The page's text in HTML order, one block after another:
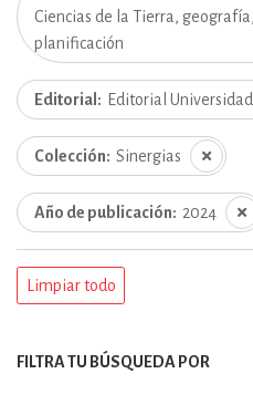
Ciencias de la Tierra,
planificación
Editorial Editorial
Colección Sinergias
Año de publicación 2024
Limpiar todo
FILTRA TU BÚSQUEDA POR